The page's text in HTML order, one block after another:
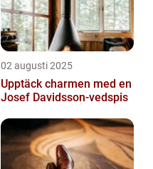
02 augusti 2025
Upptäck charmen med en
Josef Davidsson-vedspis